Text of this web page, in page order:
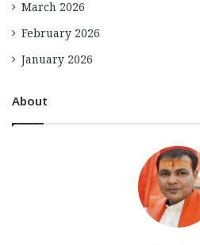
March 2026
February 2026
January 2026
About